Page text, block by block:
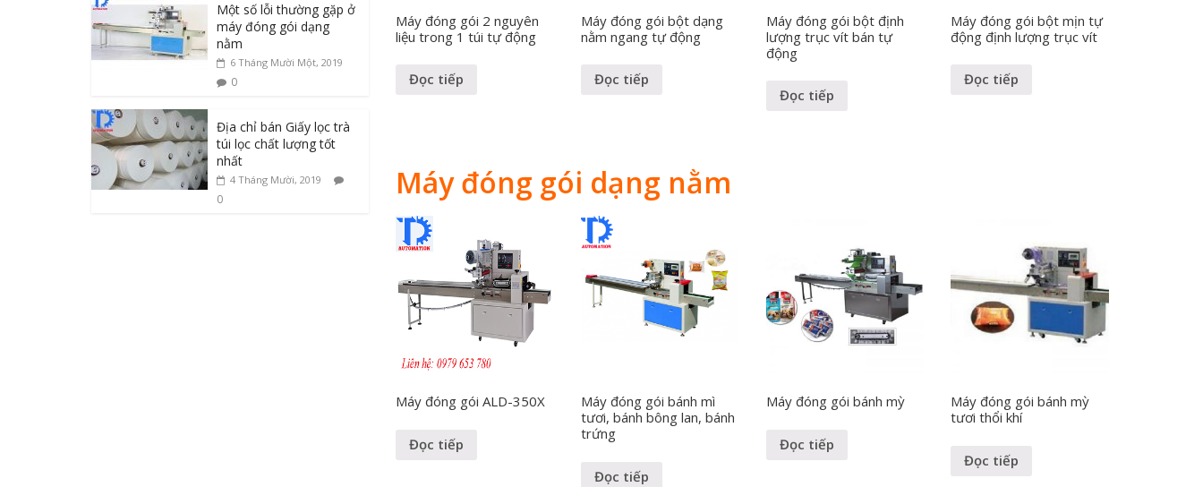
Máy đóng gói 2 nguyên
liệu trong 1 túi tự động
Đọc tiếp
Máy đóng gói bột dạng
nằm ngang tự động
Đọc tiếp
Máy đóng gói bột định
lượng trục vít bán tự
động
Đọc tiếp
Máy đóng gói bột mịn tự
động định lượng trục vít
Đọc tiếp
Máy đóng gói dạng nằm
Máy đóng gói ALD-350X
Đọc tiếp
Máy đóng gói bánh mì
tươi, bánh bông lan, bánh
trứng
Đọc tiếp
Máy đóng gói bánh mỳ
Đọc tiếp
Máy đóng gói bánh mỳ
tươi thổi khí
Đọc tiếp
Một số lỗi thường gặp ở
máy đóng gói dạng
nằm
6 Tháng Mười Một, 2019
0
Địa chỉ bán Giấy lọc trà
túi lọc chất lượng tốt
nhất
4 Tháng Mười, 2019
0